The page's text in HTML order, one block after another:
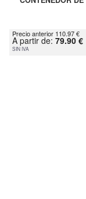
Precio anterior 110.97 €
A partir de: 79.90 €
SIN IVA